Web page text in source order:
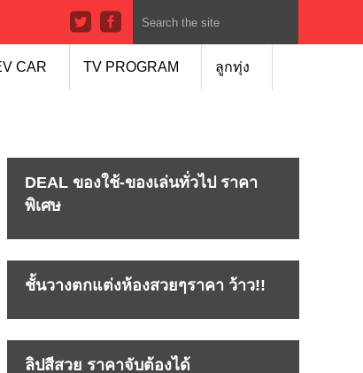
CAR TV PROGRAM ลูกทุ่ง
DEAL ของใช้-ของเล่นทั่วไป ราคา
พิเศษ
ชั้นวางตกแต่งห้องสวยๆราคา ว้าว!!
ลิปสีสวย ราคาจับต้องได้